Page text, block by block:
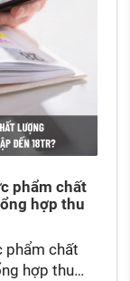
phẩm chất
hợp thu
phẩm chất
hợp thu